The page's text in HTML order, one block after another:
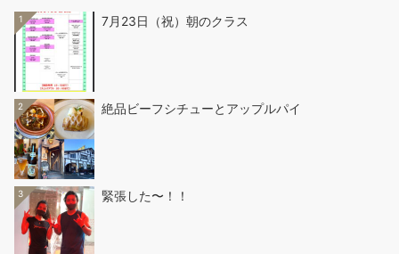
1 7月23日（祝）朝のクラス
2 絶品ビーフシチューとアップルパイ
3 緊張した〜！！